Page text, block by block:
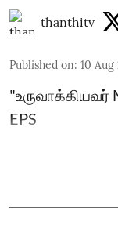
thanthitv
Published on: 10
"உருவாக்கியவர்
EPS